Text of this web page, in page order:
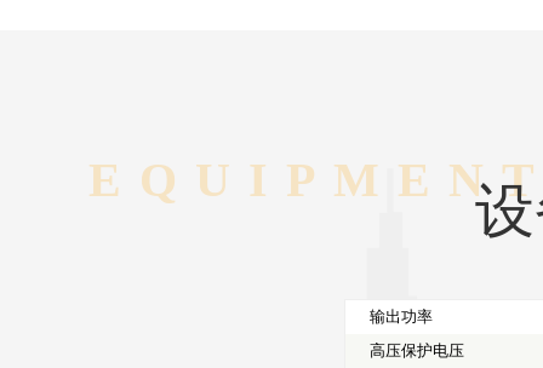
输出功率
高压保护电压